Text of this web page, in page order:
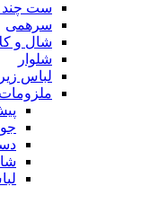
ست چند
سرهمی
شال و
شلوار
لباس زیر